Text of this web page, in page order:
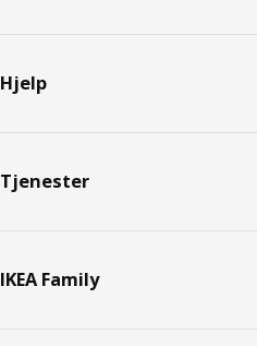
Hjelp
Tjenester
IKEA Family